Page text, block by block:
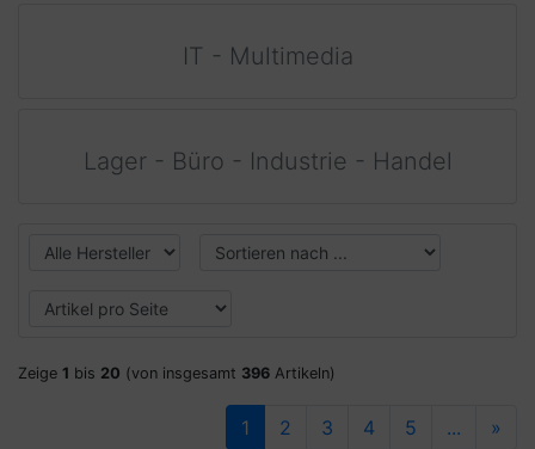
IT - Multimedia
Lager - Büro - Industrie - Handel
Zeige 1 bis 20 (von insgesamt 396 Artikeln)
1 2 3 4 5 ... »